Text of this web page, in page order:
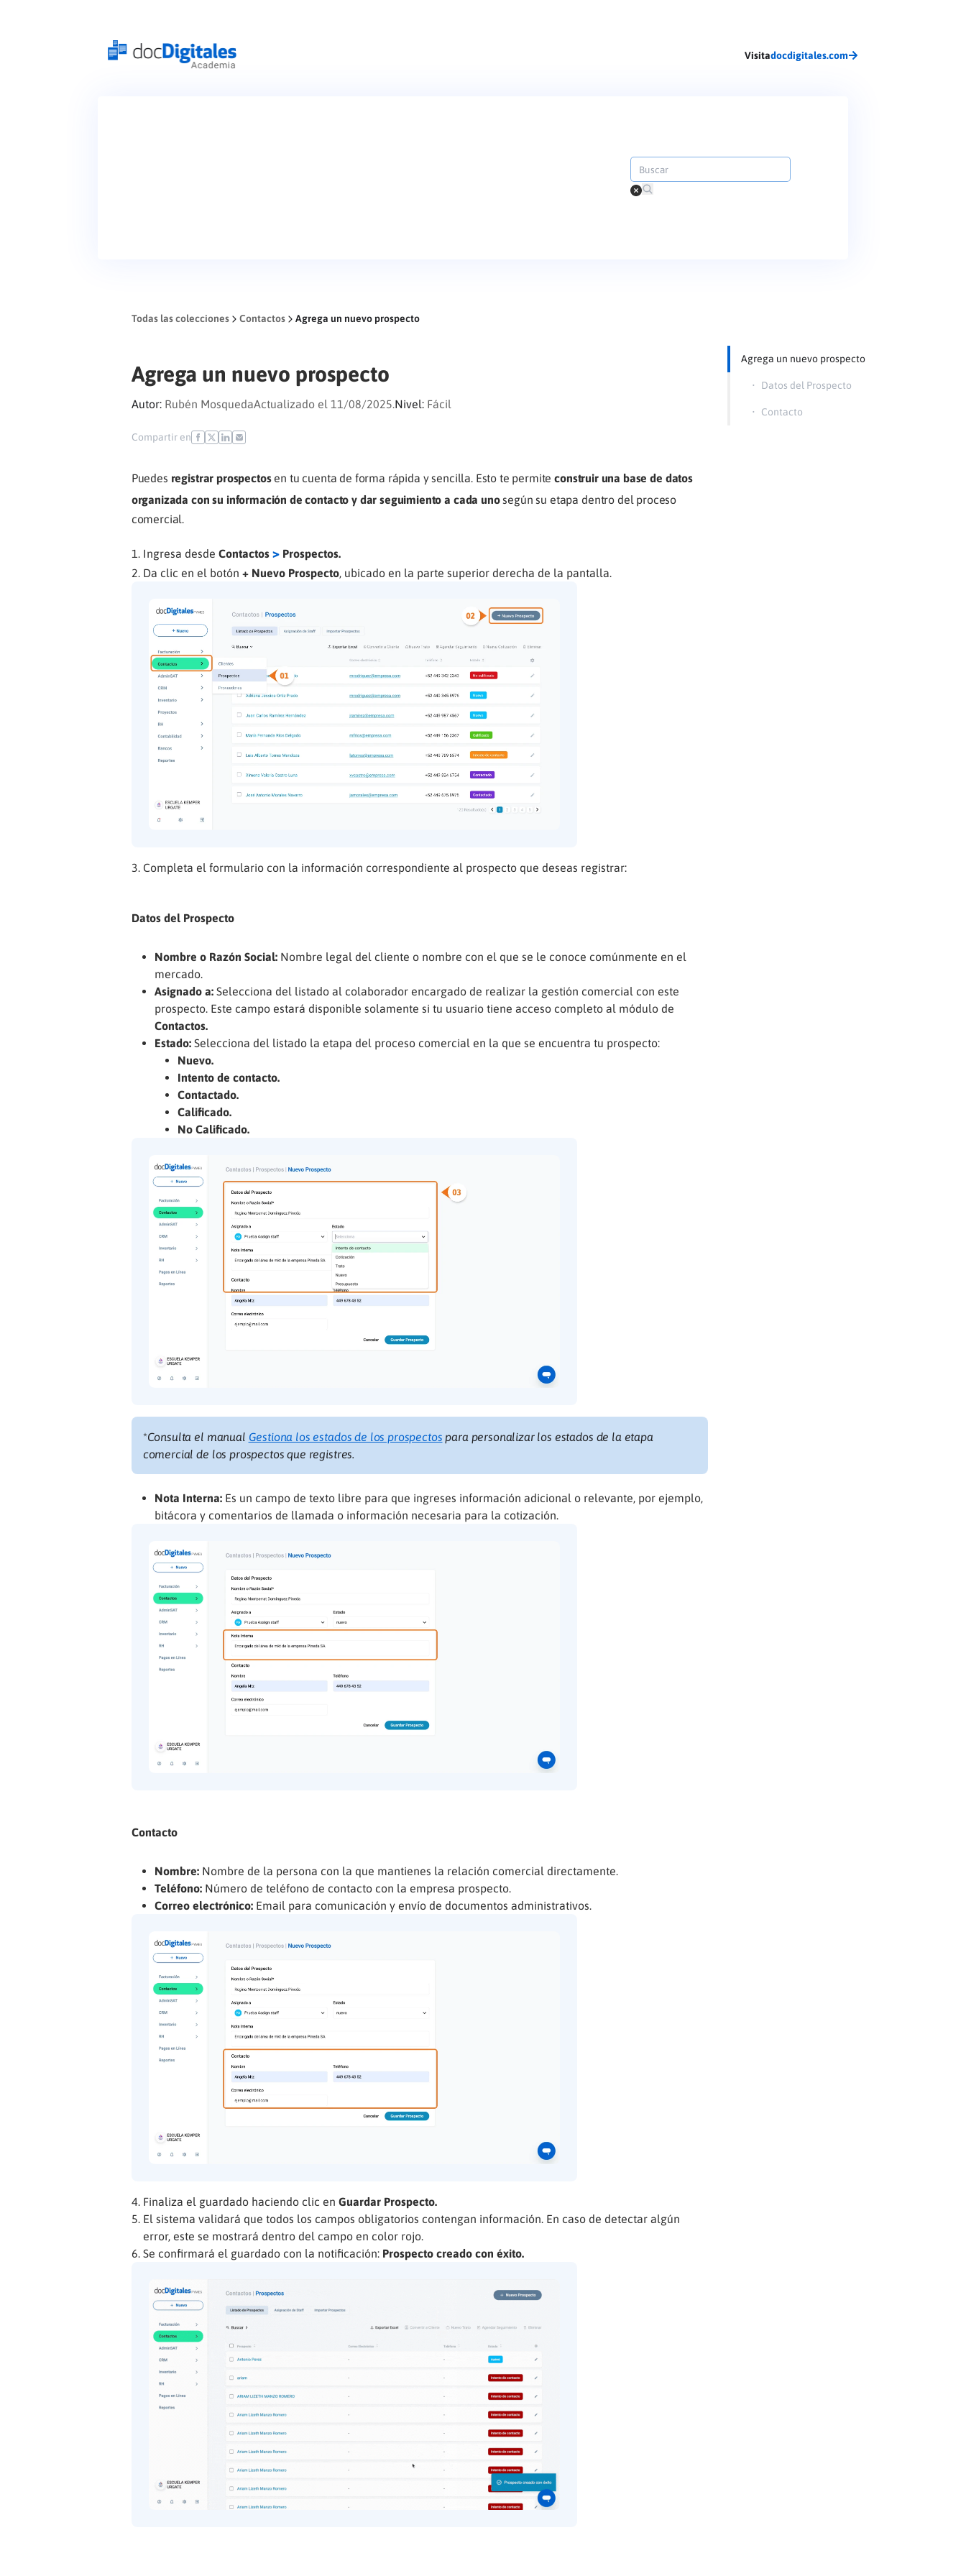
Visitadocdigitales.com
Todas las colecciones Contactos Agrega un nuevo prospecto
Agrega un nuevo prospecto
Autor: Rubén MosquedaActualizado el 11/08/2025.Nivel: Fácil
Compartir en
Puedes registrar prospectosen tu cuenta de forma rápida y sencilla. Esto te permiteconstruir una base de datos
organizada con su información de contacto y dar seguimiento a cada unosegún su etapa dentro del proceso
comercial.
Ingresa desde Contactos >Prospectos.
Da clic en el botón + Nuevo Prospecto, ubicado en la parte superior derecha de la pantalla.
Completa el formulario con la información correspondiente al prospecto que deseas registrar:
Datos del Prospecto
Nombre o Razón Social:Nombre legal del cliente o nombre con el que se le conoce comúnmente en el
mercado.
Asignado a:Selecciona del listado al colaborador encargado de realizar la gestión comercial con este
prospecto. Este campo estará disponible solamente si tu usuario tiene acceso completo al módulo de
Contactos.
Estado:Selecciona del listado la etapa del proceso comercial en la que se encuentra tu prospecto:
Nuevo.
Intento de contacto.
Contactado.
Calificado.
No Calificado.
*Consulta el manual Gestiona los estados de los prospectos para personalizar los estados de la etapa
comercial de los prospectos que registres.
Nota Interna: Es un campo de texto libre para que ingreses información adicional o relevante, por ejemplo,
bitácora y comentarios de llamada o información necesaria para la cotización.
Contacto
Nombre:Nombre de la persona con la que mantienes la relación comercial directamente.
Teléfono:Número de teléfono de contacto con la empresa prospecto.
Correo electrónico: Email para comunicación y envío de documentos administrativos.
Finaliza el guardado haciendo clic en Guardar Prospecto.
El sistema validará que todos los campos obligatorios contengan información. En caso de detectar algún
error, este se mostrará dentro del campo en color rojo.
Se confirmará el guardado con la notificación: Prospecto creado con éxito.
Agrega un nuevo prospecto
• Datos del Prospecto
• Contacto